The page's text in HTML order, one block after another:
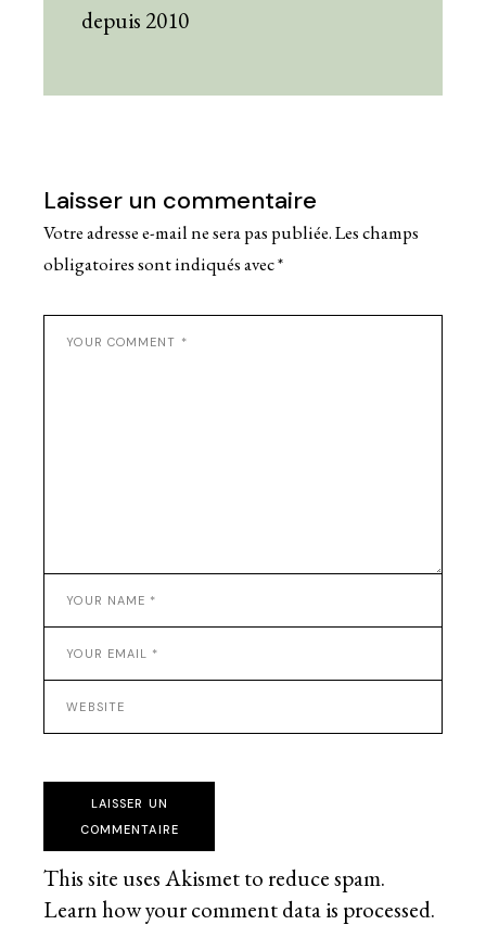
depuis 2010
Laisser un commentaire
Votre adresse e-mail ne sera pas publiée.Les champs
obligatoires sont indiqués avec*
LAISSER UN
COMMENTAIRE
This site uses Akismet to reduce spam.
Learn how your comment data is processed.